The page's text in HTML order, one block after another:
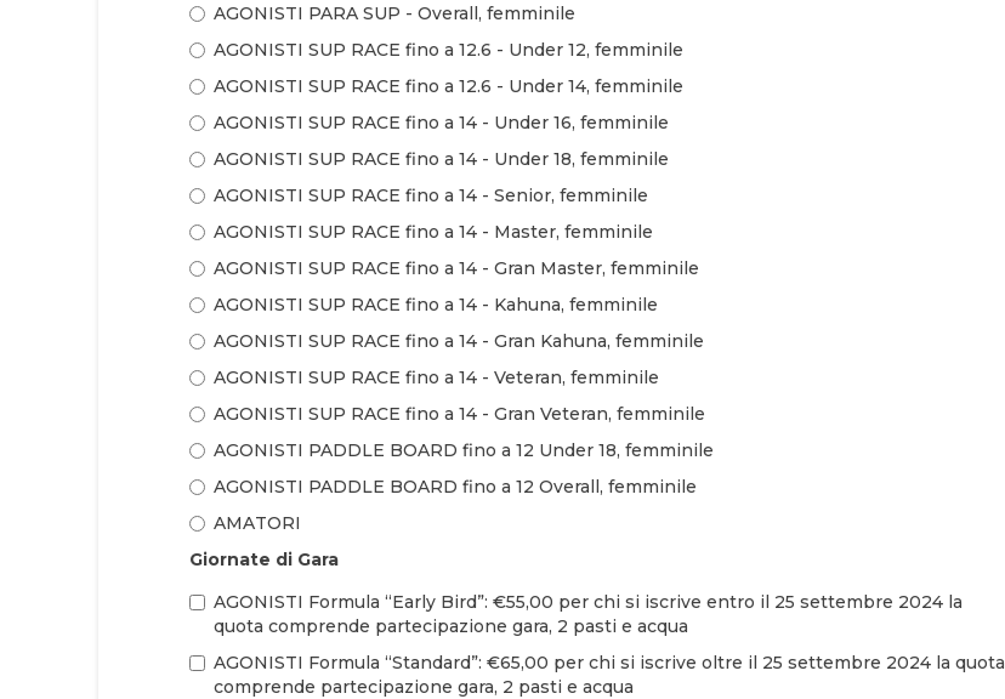
AGONISTI PARA SUP - Overall, femminile
AGONISTI SUP RACE fino a 12.6 - Under 12, femminile
AGONISTI SUP RACE fino a 12.6 - Under 14, femminile
AGONISTI SUP RACE fino a 14 - Under 16, femminile
AGONISTI SUP RACE fino a 14 - Under 18, femminile
AGONISTI SUP RACE fino a 14 - Senior, femminile
AGONISTI SUP RACE fino a 14 - Master, femminile
AGONISTI SUP RACE fino a 14 - Gran Master, femminile
AGONISTI SUP RACE fino a 14 - Kahuna, femminile
AGONISTI SUP RACE fino a 14 - Gran Kahuna, femminile
AGONISTI SUP RACE fino a 14 - Veteran, femminile
AGONISTI SUP RACE fino a 14 - Gran Veteran, femminile
AGONISTI PADDLE BOARD fino a 12 Under 18, femminile
AGONISTI PADDLE BOARD fino a 12 Overall, femminile
AMATORI
Giornate di Gara
AGONISTI Formula “Early Bird”: €55,00 per chi si iscrive entro il 25 settembre 2024 la
quota comprende partecipazione gara, 2 pasti e acqua
AGONISTI Formula “Standard”: €65,00 per chi si iscrive oltre il 25 settembre 2024 la quota
comprende partecipazione gara, 2 pasti e acqua